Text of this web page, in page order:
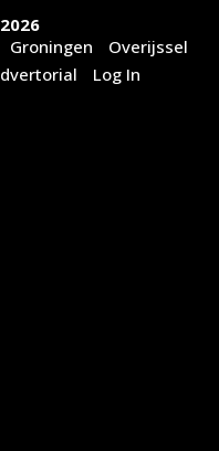
Groningen
Overijssel
Log In